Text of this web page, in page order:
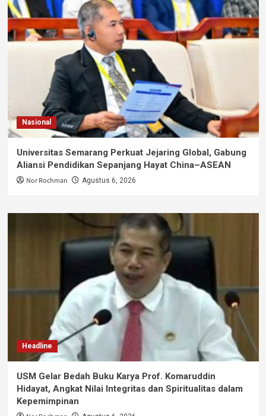
Nasional
Universitas Semarang Perkuat Jejaring Global, Gabung
Aliansi Pendidikan Sepanjang Hayat China–ASEAN
Nor Rochman Agustus 6, 2026
Headline
USM Gelar Bedah Buku Karya Prof. Komaruddin
Hidayat, Angkat Nilai Integritas dan Spiritualitas dalam
Kepemimpinan